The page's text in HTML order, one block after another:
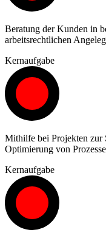
Beratung der Kunden in
arbeitsrechtlichen
Kernaufgabe
Mithilfe bei Projekten zur
Optimierung von
Kernaufgabe